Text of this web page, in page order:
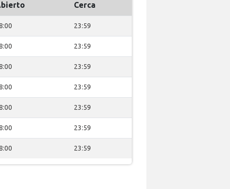
Cerca
23:59
23:59
23:59
23:59
23:59
23:59
23:59